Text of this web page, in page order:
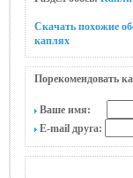
Скачать похожие
каплях
Порекомендовать
Ваше имя:
E-mail друга: